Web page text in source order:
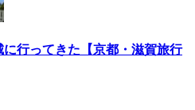
行ってきた【京都・滋賀旅行